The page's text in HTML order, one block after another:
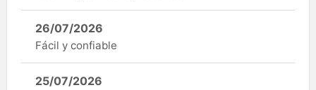
26/07/2026
Fácil y confiable
25/07/2026